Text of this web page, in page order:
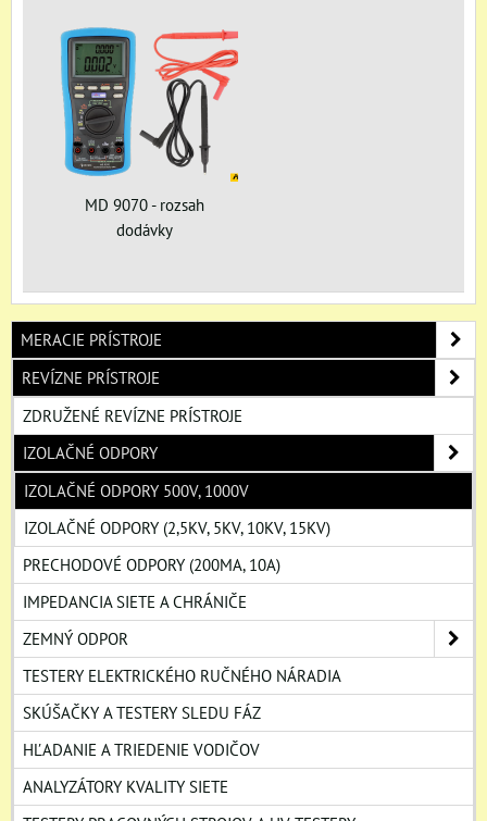
MD 9070 - rozsah
dodávky
MERACIE PRÍSTROJE
REVÍZNE PRÍSTROJE
ZDRUŽENÉ REVÍZNE PRÍSTROJE
IZOLAČNÉ ODPORY
IZOLAČNÉ ODPORY 500V, 1000V
IZOLAČNÉ ODPORY (2,5KV, 5KV, 10KV, 15KV)
PRECHODOVÉ ODPORY (200MA, 10A)
IMPEDANCIA SIETE A CHRÁNIČE
ZEMNÝ ODPOR
TESTERY ELEKTRICKÉHO RUČNÉHO NÁRADIA
SKÚŠAČKY A TESTERY SLEDU FÁZ
HĽADANIE A TRIEDENIE VODIČOV
ANALYZÁTORY KVALITY SIETE